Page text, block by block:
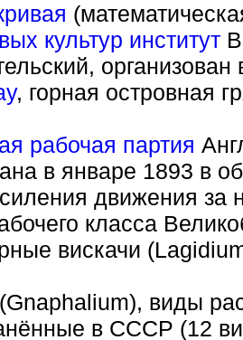
культур институт
, горная островная
рабочая партия
в январе 1893 в
движения за
класса
вискачи
(Gnaphalium), виды
в СССР (12